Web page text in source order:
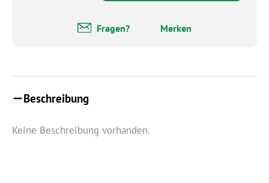
Fragen? Merken
Beschreibung
Keine Beschreibung vorhanden.